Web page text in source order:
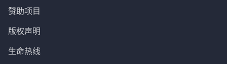
赞助项目
版权声明
生命热线